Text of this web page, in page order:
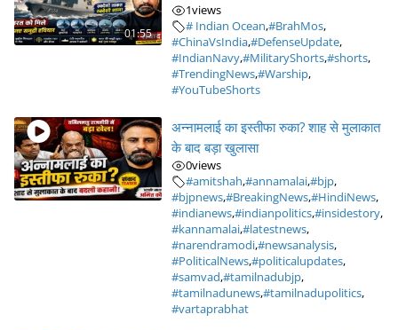
01:55
1views
# Indian Ocean,#BrahMos,
#ChinaVsIndia,#DefenseUpdate,
#IndianNavy,#MilitaryShorts,#shorts,
#TrendingNews,#Warship,
#YouTubeShorts
अन्नामलाई का इस्तीफा रुका? शाह से मुलाकात
के बाद बड़ा खुलासा
0views
#amitshah,#annamalai,#bjp,
#bjpnews,#BreakingNews,#HindiNews,
#indianews,#indianpolitics,#insidestory,
#kannamalai,#latestnews,
#narendramodi,#newsanalysis,
#PoliticalNews,#politicalupdates,
#samvad,#tamilnadubjp,
#tamilnadunews,#tamilnadupolitics,
#vartaprabhat